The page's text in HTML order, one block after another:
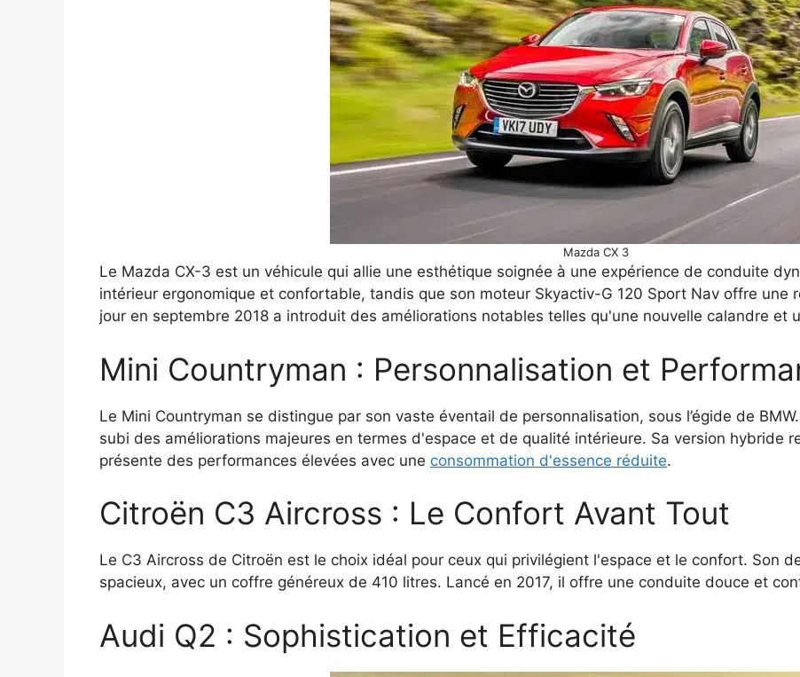
Mazda CX 3
Le Mazda CX-3 est un véhicule qui allie une esthétique soignée à une expérience de conduite
intérieur ergonomique et confortable, tandis que son moteur Skyactiv-G 120 Sport Nav offre une
jour en septembre 2018 a introduit des améliorations notables telles qu'une nouvelle calandre et
Mini Countryman : Personnalisation et
Le Mini Countryman se distingue par son vaste éventail de personnalisation, sous l’égide de
subi des améliorations majeures en termes d'espace et de qualité intérieure. Sa version hybride
présente des performances élevées avec une consommation d'essence réduite.
Citroën C3 Aircross : Le Confort Avant Tout
Le C3 Aircross de Citroën est le choix idéal pour ceux qui privilégient l'espace et le confort. Son
spacieux, avec un coffre généreux de 410 litres. Lancé en 2017, il offre une conduite douce et
Audi Q2 : Sophistication et Efficacité